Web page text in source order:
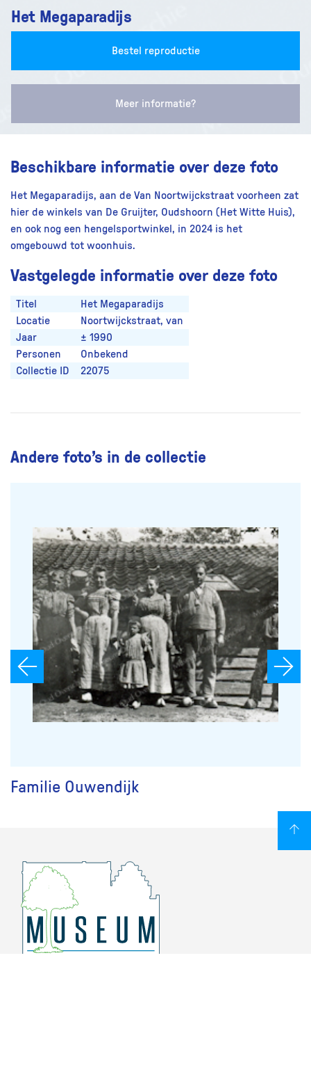
Het Megaparadijs
Bestel reproductie
Meer informatie?
Beschikbare informatie over deze foto
Het Megaparadijs, aan de Van Noortwijckstraat voorheen zat
hier de winkels van De Gruijter, Oudshoorn (Het Witte Huis),
en ook nog een hengelsportwinkel, in 2024 is het
omgebouwd tot woonhuis.
Vastgelegde informatie over deze foto
Titel
Het Megaparadijs
Locatie
Noortwijckstraat, van
Jaar
± 1990
Personen
Onbekend
Collectie ID
22075
Andere foto’s in de collectie
Familie Ouwendijk